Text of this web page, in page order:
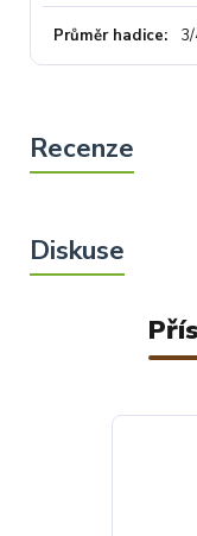
Průměr hadice